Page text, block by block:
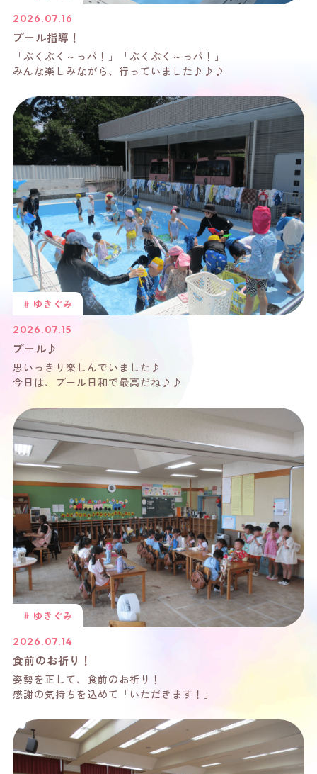
2026.07.16
プール指導！
「ぶくぶく～っパ！」「ぶくぶく～っパ！」
みんな楽しみながら、行っていました♪♪♪
# ゆきぐみ
2026.07.15
プール♪
思いっきり楽しんでいました♪
今日は、プール日和で最高だね♪♪
# ゆきぐみ
2026.07.14
食前のお祈り！
姿勢を正して、食前のお祈り！
感謝の気持ちを込めて「いただきます！」